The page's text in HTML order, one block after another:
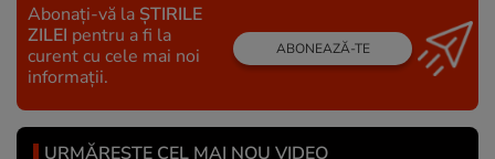
Abonați-vă la ȘTIRILE
ZILEI pentru a fi la
curent cu cele mai noi
informații.
ABONEAZĂ-TE
URMĂREȘTE CEL MAI NOU VIDEO